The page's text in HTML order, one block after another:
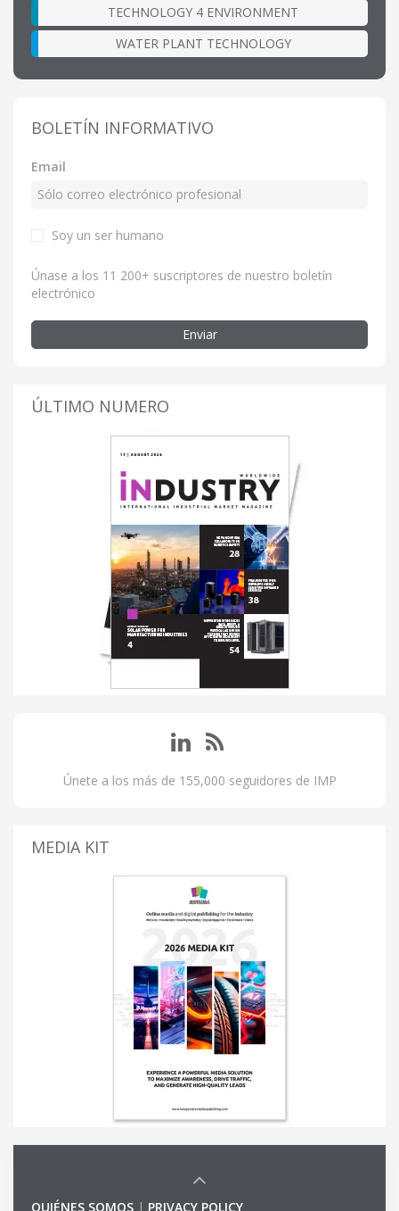
TECHNOLOGY 4 ENVIRONMENT
WATER PLANT TECHNOLOGY
BOLETÍN INFORMATIVO
Email
Soy un ser humano
Únase a los 11 200+ suscriptores de nuestro boletín
electrónico
Enviar
ÚLTIMO NUMERO
Únete a los más de 155,000 seguidores de IMP
MEDIA KIT
QUIÉNES SOMOS | PRIVACY POLICY